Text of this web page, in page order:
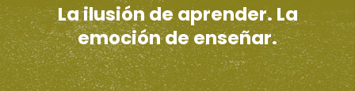
La ilusión de aprender. La
emoción de enseñar.